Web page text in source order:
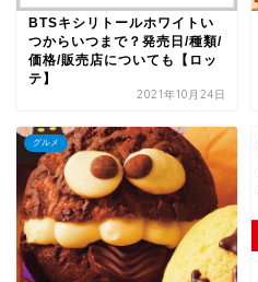
BTSキシリトールホワイトい
つからいつまで？発売日/種類/
価格/販売店についても【ロッ
テ】
2021年10月24日
グルメ